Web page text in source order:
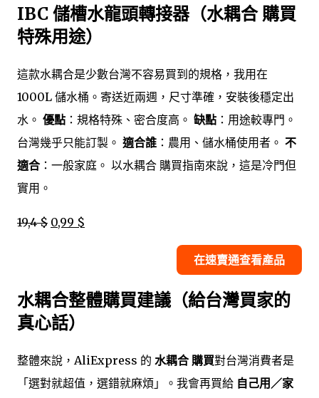
IBC 儲槽水龍頭轉接器（水耦合 購買
特殊用途）
這款水耦合是少數台灣不容易買到的規格，我用在
1000L 儲水桶。寄送近兩週，尺寸準確，安裝後穩定出
水。 優點 ：規格特殊、密合度高。 缺點 ：用途較專門。
台灣幾乎只能訂製。 適合誰 ：農用、儲水桶使用者。 不
適合 ：一般家庭。 以水耦合 購買指南來說，這是冷門但
實用。
19,4 $ 0,99 $
在速賣通查看產品
水耦合整體購買建議（給台灣買家的
真心話）
整體來說，AliExpress 的 水耦合 購買對台灣消費者是
「選對就超值，選錯就麻煩」。我會再買給 自己用／家